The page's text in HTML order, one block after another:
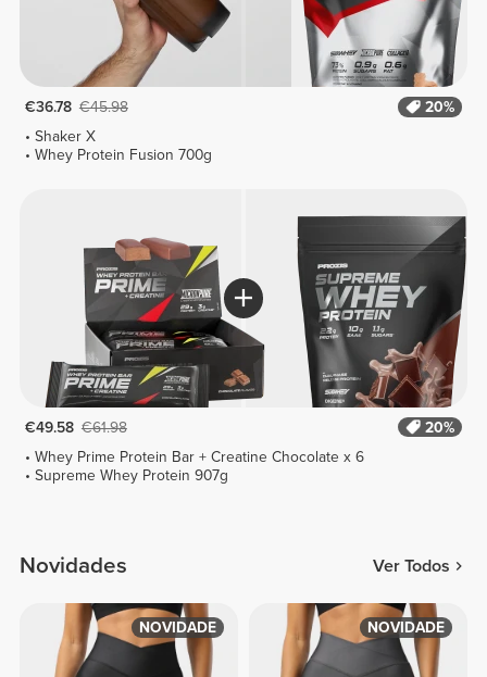
€36.78 €45.98
20%
Shaker X
Whey Protein Fusion 700g
€49.58 €61.98
20%
Whey Prime Protein Bar + Creatine Chocolate x 6
Supreme Whey Protein 907g
Novidades Ver Todos
NOVIDADE NOVIDADE